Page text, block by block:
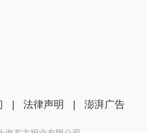
| 法律声明 | 澎湃广告